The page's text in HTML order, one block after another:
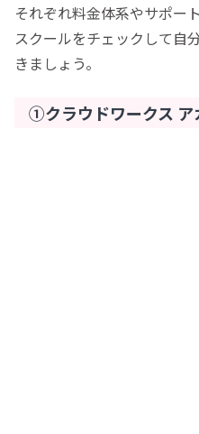
それぞれ料金体系やサポー
スクールをチェックして自
きましょう。
①クラウドワークス ア